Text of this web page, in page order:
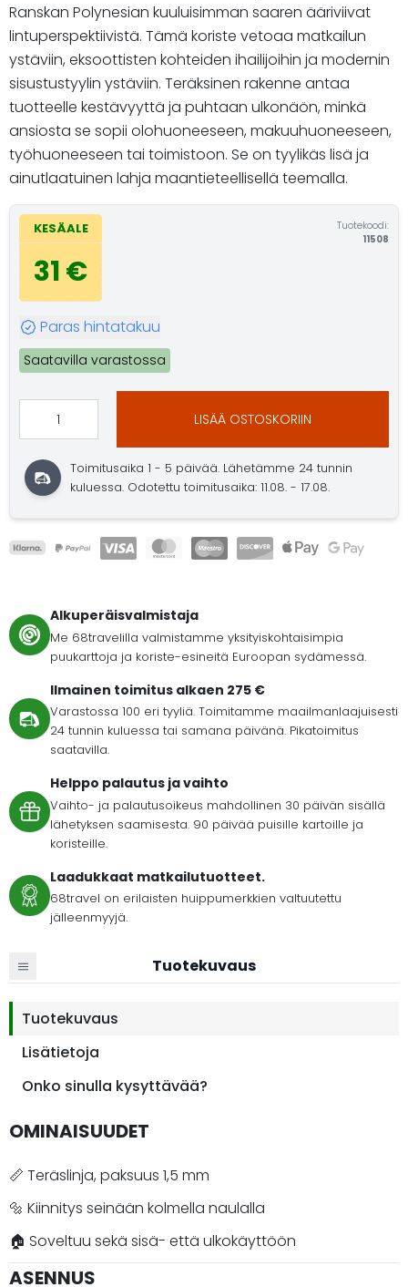
Ranskan Polynesian kuuluisimman saaren ääriviivat
lintuperspektiivistä. Tämä koriste vetoaa matkailun
ystäviin, eksoottisten kohteiden ihailijoihin ja modernin
sisustustyylin ystäviin. Teräksinen rakenne antaa
tuotteelle kestävyyttä ja puhtaan ulkonäön, minkä
ansiosta se sopii olohuoneeseen, makuuhuoneeseen,
työhuoneeseen tai toimistoon. Se on tyylikäs lisä ja
ainutlaatuinen lahja maantieteellisellä teemalla.
KESÄALE
31 €
Tuotekoodi:
11508
Paras hintatakuu
Saatavilla varastossa
LISÄÄ OSTOSKORIIN
Toimitusaika 1 - 5 päivää. Lähetämme 24 tunnin
kuluessa. Odotettu toimitusaika: 11.08. - 17.08.
Alkuperäisvalmistaja
Me 68travelilla valmistamme yksityiskohtaisimpia
puukarttoja ja koriste-esineitä Euroopan sydämessä.
Ilmainen toimitus alkaen 275 €
Varastossa 100 eri tyyliä. Toimitamme maailmanlaajuisesti
24 tunnin kuluessa tai samana päivänä. Pikatoimitus
saatavilla.
Helppo palautus ja vaihto
Vaihto- ja palautusoikeus mahdollinen 30 päivän sisällä
lähetyksen saamisesta. 90 päivää puisille kartoille ja
koristeille.
Laadukkaat matkailutuotteet.
68travel on erilaisten huippumerkkien valtuutettu
jälleenmyyjä.
Tuotekuvaus
Tuotekuvaus
Lisätietoja
Onko sinulla kysyttävää?
OMINAISUUDET
📏 Teräslinja, paksuus 1,5 mm
🔩 Kiinnitys seinään kolmella naulalla
🏠 Soveltuu sekä sisä- että ulkokäyttöön
ASENNUS